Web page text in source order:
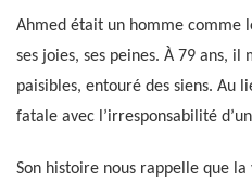
Ahmed était un homme comme
ses joies, ses peines. À 79 ans,
paisibles, entouré des siens. Au
fatale avec l’irresponsabilité
Son histoire nous rappelle que